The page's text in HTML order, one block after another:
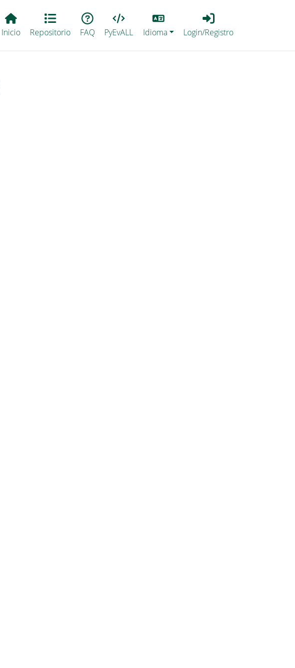
Main EvALL
Inicio Repositorio FAQ PyEvALL
Lang
Idioma
Login_Registro
Login/Registro